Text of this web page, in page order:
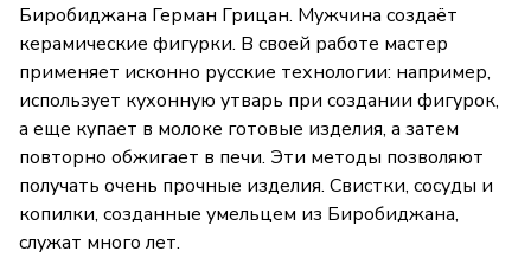
Биробиджана Герман Грицан. Мужчина создаёт
керамические фигурки. В своей работе мастер
применяет исконно русские технологии: например,
использует кухонную утварь при создании фигурок,
а еще купает в молоке готовые изделия, а затем
повторно обжигает в печи. Эти методы позволяют
получать очень прочные изделия. Свистки, сосуды и
копилки, созданные умельцем из Биробиджана,
служат много лет.